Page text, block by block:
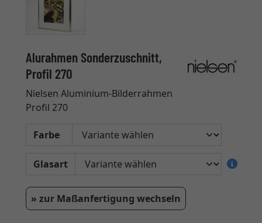
Alurahmen Sonderzuschnitt,
Profil 270
Nielsen Aluminium-Bilderrahmen
Profil 270
Farbe
Glasart
» zur Maßanfertigung wechseln